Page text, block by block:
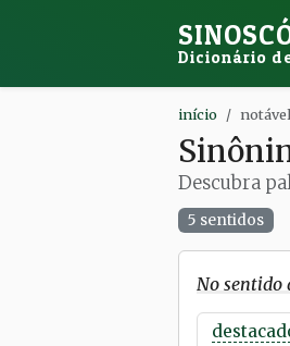
Dicionário
início notável
Descubra
5 sentidos
No sentido